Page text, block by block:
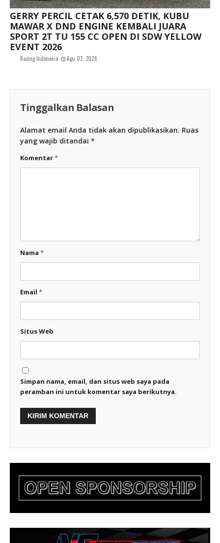
GERRY PERCIL CETAK 6,570 DETIK, KUBU
MAWAR X DND ENGINE KEMBALI JUARA
SPORT 2T TU 155 CC OPEN DI SDW YELLOW
EVENT 2026
Racing Indonesia Agu 02, 2026
Tinggalkan Balasan
Alamat email Anda tidak akan dipublikasikan. Ruas
yang wajib ditandai *
Komentar*
Nama *
Email *
Situs Web
Simpan nama, email, dan situs web saya pada
peramban ini untuk komentar saya berikutnya.